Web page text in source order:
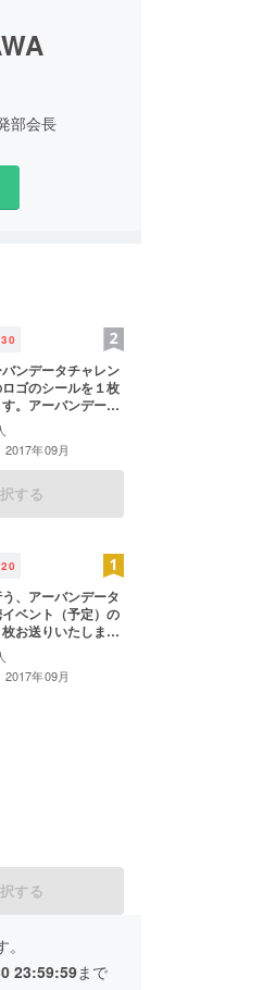
部会長
30
ンデータチャレン
ゴのシールを１枚
。アーバンデータ
大会のロゴのシー
年09月
する
20
、アーバンデータ
ベント（予定）の
お送りいたしま
年09月
する
23:59:59まで